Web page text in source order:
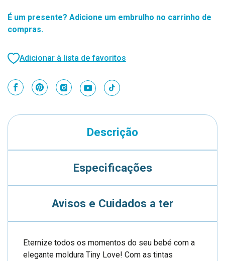
É um presente? Adicione um embrulho no carrinho de
compras.
Adicionar à lista de favoritos
Descrição
Especificações
Avisos e Cuidados a ter
Eternize todos os momentos do seu bebé com a
elegante moldura Tiny Love! Com as tintas